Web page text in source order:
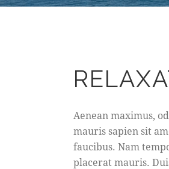
Aenean maximus,
mauris sapien sit
faucibus. Nam
placerat mauris.